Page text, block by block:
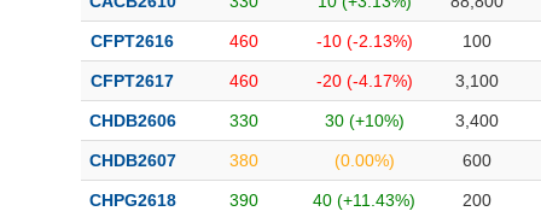
CFPT2616 460 -10 (-2.13%) 100
CFPT2617 460 -20 (-4.17%) 3,100
CHDB2606 330 30 (+10%) 3,400
CHDB2607 380 (0.00%) 600
CHPG2618 390 40 (+11.43%) 200
Sách tài chính
Công cụ đầu tư
Truyền thông tài chính